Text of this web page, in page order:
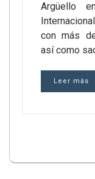
Argüello
con más
así como
Leer más